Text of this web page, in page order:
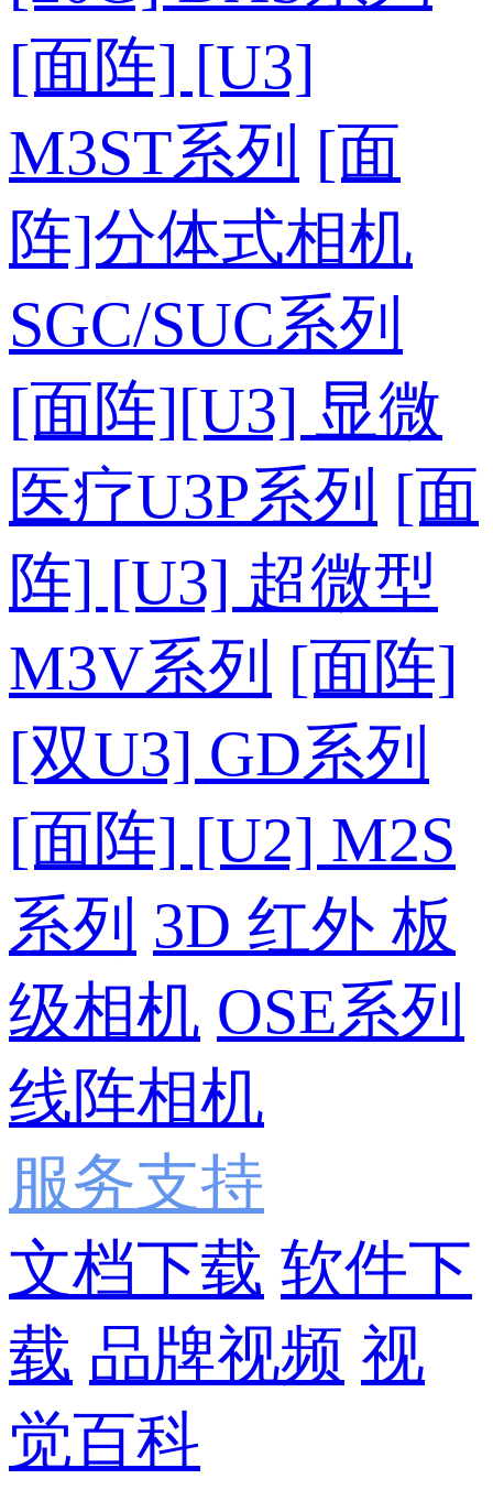
[面阵] [U3]
M3ST系列 [面
阵]分体式相机
SGC/SUC系列
[面阵][U3] 显微
医疗U3P系列 [面
阵] [U3] 超微型
M3V系列 [面阵]
[双U3] GD系列
[面阵] [U2] M2S
系列 3D 红外 板
级相机 OSE系列
线阵相机
服务支持
文档下载 软件下
载 品牌视频 视
觉百科